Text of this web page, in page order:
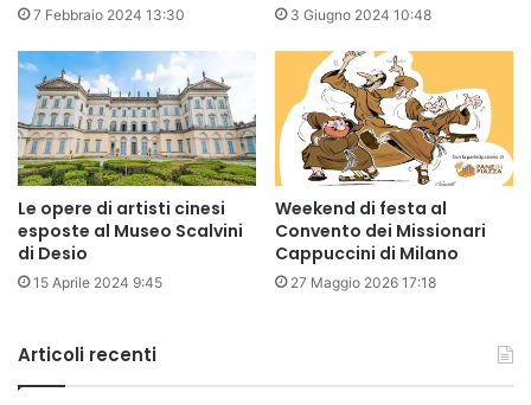
7 Febbraio 2024 13:30 3 Giugno 2024 10:48
Le opere di artisti cinesi
esposte al Museo Scalvini
di Desio
15 Aprile 2024 9:45
Weekend di festa al
Convento dei Missionari
Cappuccini di Milano
27 Maggio 2026 17:18
Articoli recenti